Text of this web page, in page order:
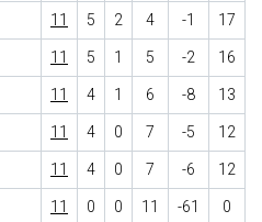
11 5 2 4 -1 17
11 5 1 5 -2 16
11 4 1 6 -8 13
11 4 0 7 -5 12
11 4 0 7 -6 12
11 0 0 11 -61 0